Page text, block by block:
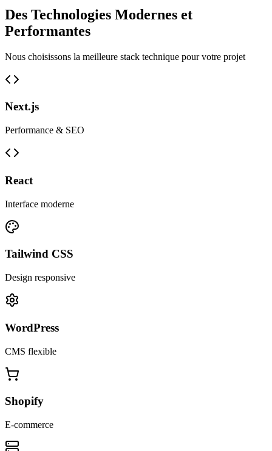
Des Technologies Modernes et
Performantes
Nous choisissons la meilleure stack technique pour votre projet
Next.js
Performance & SEO
React
Interface moderne
Tailwind CSS
Design responsive
WordPress
CMS flexible
Shopify
E-commerce